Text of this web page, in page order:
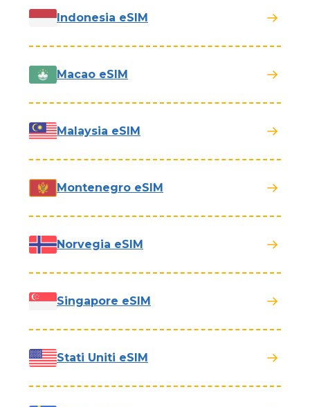
Indonesia eSIM
Macao eSIM
Malaysia eSIM
Montenegro eSIM
Norvegia eSIM
Singapore eSIM
Stati Uniti eSIM